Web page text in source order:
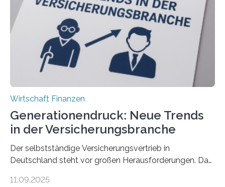
Wirtschaft Finanzen
Generationendruck: Neue Trends
in der Versicherungsbranche
Der selbstständige Versicherungsvertrieb in
Deutschland steht vor großen Herausforderungen. Das
Dr. Matthias Beenken und Prof. Dr. Lukas Linnenbrink
11.09.2025